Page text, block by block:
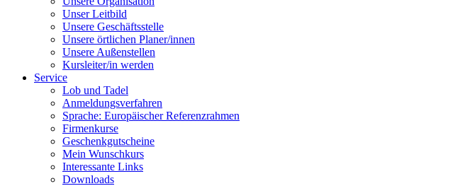
Unser Leitbild
Unsere Geschäftsstelle
Unsere örtlichen Planer/innen
Unsere Außenstellen
Kursleiter/in werden
Service
Lob und Tadel
Anmeldungsverfahren
Sprache: Europäischer Referenzrahmen
Firmenkurse
Geschenkgutscheine
Mein Wunschkurs
Interessante Links
Downloads